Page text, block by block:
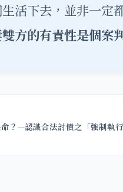
活下去，並非一定
方的有責性是個案
？—認識合法討債之「強制執行